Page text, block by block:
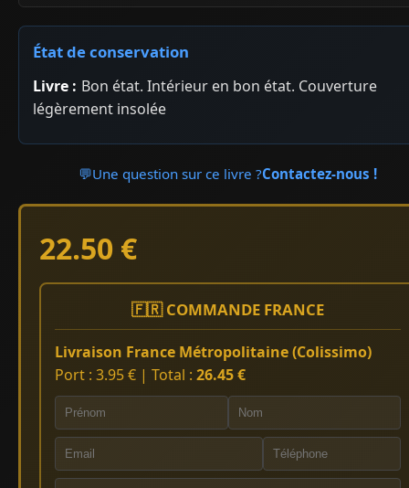
État de conservation
Livre : Bon état. Intérieur en bon état. Couverture
légèrement insolée
💬Une question sur ce livre ?Contactez-nous !
22.50 €
🇫🇷 COMMANDE FRANCE
Livraison France Métropolitaine (Colissimo)
Port : 3.95 € | Total : 26.45 €